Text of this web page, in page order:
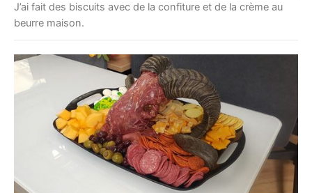
J’ai fait des biscuits avec de la confiture et de la crème au
beurre maison.